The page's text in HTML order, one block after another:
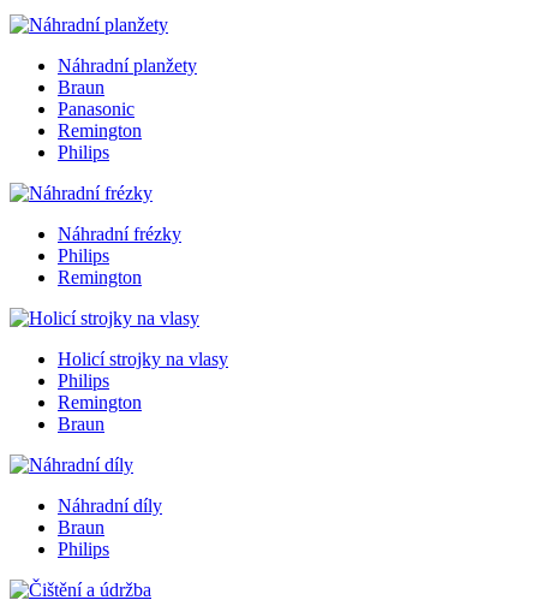
Náhradní planžety
Braun
Panasonic
Remington
Philips
Náhradní frézky
Philips
Remington
Holicí strojky na vlasy
Philips
Remington
Braun
Náhradní díly
Braun
Philips